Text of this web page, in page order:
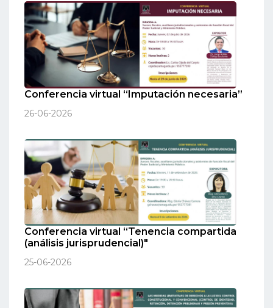
Conferencia virtual “Imputación necesaria”
26-06-2026
Conferencia virtual “Tenencia compartida
(análisis jurisprudencial)"
25-06-2026